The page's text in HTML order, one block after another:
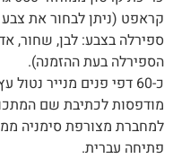
קראפט (ניתן לבחור את
ספירלה בצבע: לבן, שחור,
הספירלה בעת ההזמנה)‭.‬
מודפסות לכתיבת שם
למחברת מצורפת סימניה ממותגת
פתיחה עברית.‬